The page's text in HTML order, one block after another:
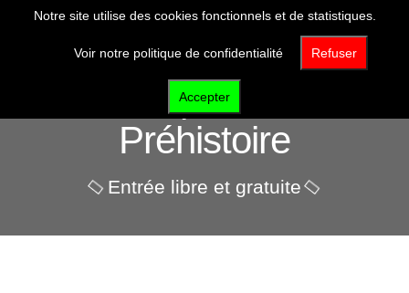
Pôle d'interprétation de la
Préhistoire
Entrée libre et gratuite
Notre site utilise des cookies fonctionnels et de statistiques.
Voir notre politique de confidentialité Refuser
Accepter